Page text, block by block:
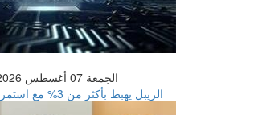
الجمعة 07 أغسطس 2026 01:44 صباحاً
الريبل يهبط بأكثر من 3% مع استمرار الضغوط البيعية